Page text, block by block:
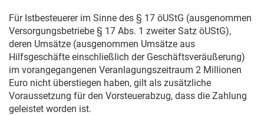
Für Istbesteuerer im Sinne des § 17 öUStG (ausgenommen
Versorgungsbetriebe § 17 Abs. 1 zweiter Satz öUStG),
deren Umsätze (ausgenommen Umsätze aus
Hilfsgeschäfte einschließlich der Geschäftsveräußerung)
im vorangegangenen Veranlagungszeitraum 2 Millionen
Euro nicht überstiegen haben, gilt als zusätzliche
Voraussetzung für den Vorsteuerabzug, dass die Zahlung
geleistet worden ist.